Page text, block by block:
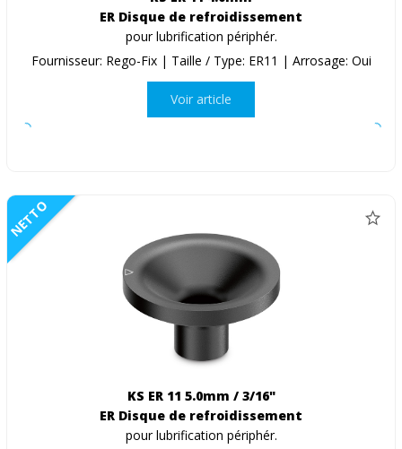
ER Disque de refroidissement
pour lubrification périphér.
Fournisseur: Rego-Fix | Taille / Type: ER11 | Arrosage: Oui
Voir article
NETTO
KS ER 11 5.0mm / 3/16"
ER Disque de refroidissement
pour lubrification périphér.